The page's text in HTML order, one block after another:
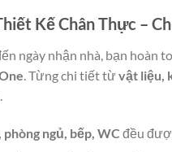
Kế Chân Thực –
ngày nhận nhà, bạn hoàn
. Từng chi tiết từvật liệu,
.
phòng ngủ, bếp, WC đều